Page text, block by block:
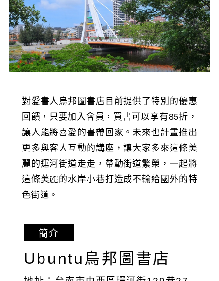
對愛書人烏邦圖書店目前提供了特別的優惠
回饋，只要加入會員，買書可以享有85折，
讓人能將喜愛的書帶回家。未來也計畫推出
更多與客人互動的講座，讓大家多來這條美
麗的運河街道走走，帶動街道繁榮，一起將
這條美麗的水岸小巷打造成不輸給國外的特
色街道。
簡介
Ubuntu烏邦圖書店